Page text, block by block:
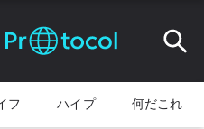
フ ハイプ 何だこれ